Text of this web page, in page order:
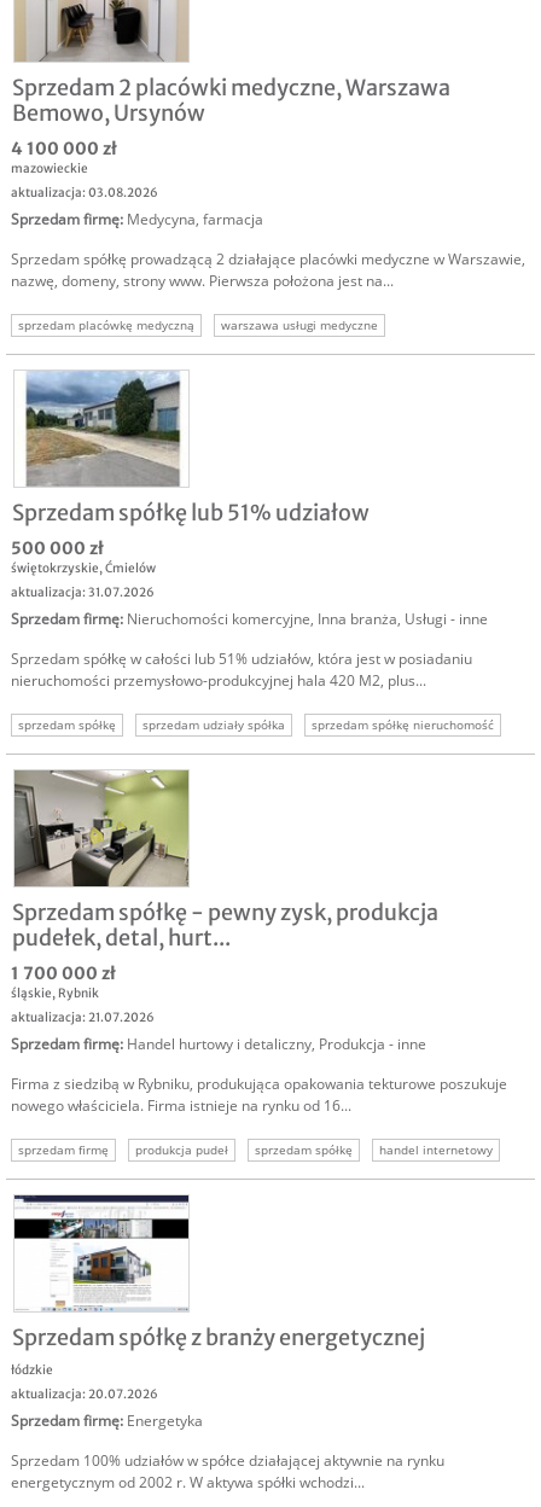
Sprzedam 2 placówki medyczne, Warszawa
Bemowo, Ursynów
4 100 000 zł
mazowieckie
aktualizacja: 03.08.2026
Sprzedam firmę: Medycyna, farmacja
Sprzedam spółkę prowadzącą 2 działające placówki medyczne w Warszawie,
nazwę, domeny, strony www. Pierwsza położona jest na...
sprzedam placówkę medyczną
warszawa usługi medyczne
sprzedam biznes medycyna
sprzedam firmę usługi
sprzedam biznes warszawa
Sprzedam spółkę lub 51% udziałow
500 000 zł
świętokrzyskie,Ćmielów
aktualizacja: 31.07.2026
Sprzedam firmę: Nieruchomości komercyjne, Inna branża, Usługi - inne
Sprzedam spółkę w całości lub 51% udziałów, która jest w posiadaniu
nieruchomości przemysłowo-produkcyjnej hala 420 M2, plus...
sprzedam spółkę sprzedam udziały spółka
sprzedam spółkę nieruchomość
nieruchomość komercyjna
udziały w spółce
Sprzedam spółkę - pewny zysk, produkcja
pudełek, detal, hurt...
1 700 000 zł
śląskie, Rybnik
aktualizacja: 21.07.2026
Sprzedam firmę: Handel hurtowy i detaliczny, Produkcja - inne
Firma z siedzibą w Rybniku, produkująca opakowania tekturowe poszukuje
nowego właściciela. Firma istnieje na rynku od 16...
sprzedam firmę produkcja pudeł sprzedam spółkę
handel internetowy
sprzedam biznes
Sprzedam spółkę z branży energetycznej
łódzkie
aktualizacja: 20.07.2026
Sprzedam firmę: Energetyka
Sprzedam 100% udziałów w spółce działającej aktywnie na rynku
energetycznym od 2002 r. W aktywa spółki wchodzi...